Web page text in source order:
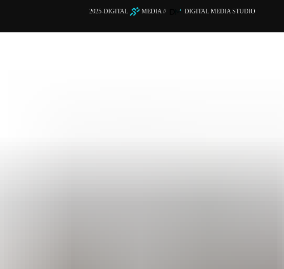
2025-DIGITAL MEDIA// DIGITAL MEDIA STUDIO